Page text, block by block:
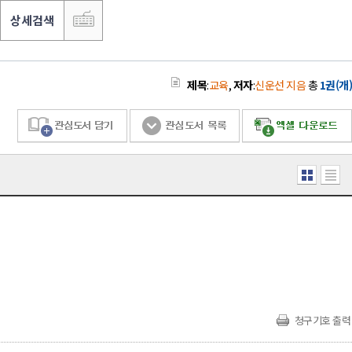
상세검색
제목:교육,저자:신운선 지음총1권(개)
청구기호 출력